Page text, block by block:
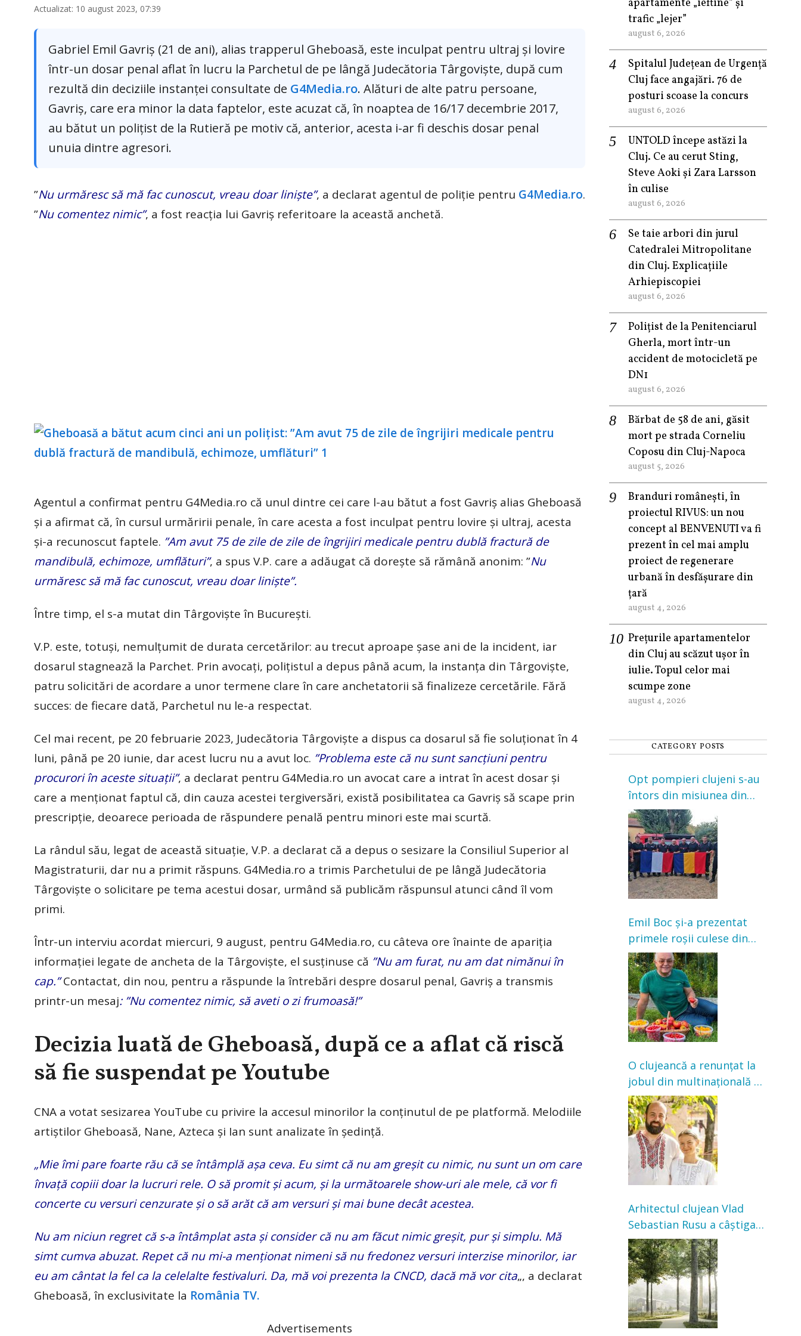
Actualizat: 10 august 2023, 07:39
Gabriel Emil Gavriș (21 de ani), alias trapperul Gheboasă, este inculpat pentru ultraj și lovire
într-un dosar penal aflat în lucru la Parchetul de pe lângă Judecătoria Târgoviște, după cum
rezultă din deciziile instanței consultate de G4Media.ro. Alături de alte patru persoane,
Gavriș, care era minor la data faptelor, este acuzat că, în noaptea de 16/17 decembrie 2017,
au bătut un polițist de la Rutieră pe motiv că, anterior, acesta i-ar fi deschis dosar penal
unuia dintre agresori.
”Nu urmăresc să mă fac cunoscut, vreau doar liniște”, a declarat agentul de poliție pentru G4Media.ro.
”Nu comentez nimic”, a fost reacția lui Gavriș referitoare la această anchetă.
Agentul a confirmat pentru G4Media.ro că unul dintre cei care l-au bătut a fost Gavriș alias Gheboasă
și a afirmat că, în cursul urmăririi penale, în care acesta a fost inculpat pentru lovire și ultraj, acesta
și-a recunoscut faptele. ”Am avut 75 de zile de zile de îngrijiri medicale pentru dublă fractură de
mandibulă, echimoze, umflături”, a spus V.P. care a adăugat că dorește să rămână anonim: ”Nu
urmăresc să mă fac cunoscut, vreau doar liniște”.
Între timp, el s-a mutat din Târgoviște în București.
V.P. este, totuși, nemulțumit de durata cercetărilor: au trecut aproape șase ani de la incident, iar
dosarul stagnează la Parchet. Prin avocați, polițistul a depus până acum, la instanța din Târgoviște,
patru solicitări de acordare a unor termene clare în care anchetatorii să finalizeze cercetările. Fără
succes: de fiecare dată, Parchetul nu le-a respectat.
Cel mai recent, pe 20 februarie 2023, Judecătoria Târgoviște a dispus ca dosarul să fie soluționat în 4
luni, până pe 20 iunie, dar acest lucru nu a avut loc. ”Problema este că nu sunt sancțiuni pentru
procurori în aceste situații”, a declarat pentru G4Media.ro un avocat care a intrat în acest dosar și
care a menționat faptul că, din cauza acestei tergiversări, există posibilitatea ca Gavriș să scape prin
prescripție, deoarece perioada de răspundere penală pentru minori este mai scurtă.
La rândul său, legat de această situație, V.P. a declarat că a depus o sesizare la Consiliul Superior al
Magistraturii, dar nu a primit răspuns. G4Media.ro a trimis Parchetului de pe lângă Judecătoria
Târgoviște o solicitare pe tema acestui dosar, urmând să publicăm răspunsul atunci când îl vom
primi.
Într-un interviu acordat miercuri, 9 august, pentru G4Media.ro, cu câteva ore înainte de apariția
informației legate de ancheta de la Târgoviște, el susținuse că ”Nu am furat, nu am dat nimănui în
cap.”Contactat, din nou, pentru a răspunde la întrebări despre dosarul penal, Gavriș a transmis
printr-un mesaj: ”Nu comentez nimic, să aveti o zi frumoasă!”
Decizia luată de Gheboasă, după ce a aflat că riscă
să fie suspendat pe Youtube
CNA a votat sesizarea YouTube cu privire la accesul minorilor la conținutul de pe platformă. Melodiile
artiștilor Gheboasă, Nane, Azteca și Ian sunt analizate în ședință.
„Mie îmi pare foarte rău că se întâmplă așa ceva. Eu simt că nu am greșit cu nimic, nu sunt un om care
învață copiii doar la lucruri rele. O să promit și acum, și la următoarele show-uri ale mele, că vor fi
concerte cu versuri cenzurate și o să arăt că am versuri și mai bune decât acestea.
Nu am niciun regret că s-a întâmplat asta și consider că nu am făcut nimic greșit, pur și simplu. Mă
simt cumva abuzat. Repet că nu mi-a menționat nimeni să nu fredonez versuri interzise minorilor, iar
eu am cântat la fel ca la celelalte festivaluri. Da, mă voi prezenta la CNCD, dacă mă vor cita„, a declarat
Gheboasă, în exclusivitate la România TV.
Advertisements
apartamente „ieftine” și
trafic „lejer”
august 6, 2026
Spitalul Județean de Urgență
Cluj face angajări. 76 de
posturi scoase la concurs
august 6, 2026
UNTOLD începe astăzi la
Cluj. Ce au cerut Sting,
Steve Aoki și Zara Larsson
în culise
august 6, 2026
Se taie arbori din jurul
Catedralei Mitropolitane
din Cluj. Explicațiile
Arhiepiscopiei
august 6, 2026
Polițist de la Penitenciarul
Gherla, mort într-un
accident de motocicletă pe
DN1
august 6, 2026
Bărbat de 58 de ani, găsit
mort pe strada Corneliu
Coposu din Cluj-Napoca
august 5, 2026
Branduri românești, în
proiectul RIVUS: un nou
concept al BENVENUTI va fi
prezent în cel mai amplu
proiect de regenerare
urbană în desfășurare din
țară
august 4, 2026
Prețurile apartamentelor
din Cluj au scăzut ușor în
iulie. Topul celor mai
scumpe zone
august 4, 2026
CATEGORY POSTS
Opt pompieri clujeni s-au
întors din misiunea din
Franța. Au intervenit la
incendii de vegetație și
pădure
Emil Boc și-a prezentat
primele roșii culese din
grădină: „Niciun magazin
nu poate oferi această
satisfacție”
O clujeancă a renunțat la
jobul din multinațională și
s-a mutat la țară. Acum
cultivă legume în grădina
bunicilor
Arhitectul clujean Vlad
Sebastian Rusu a câștigat
concursul pentru
transformarea Grădinii
Casei Universitarilor